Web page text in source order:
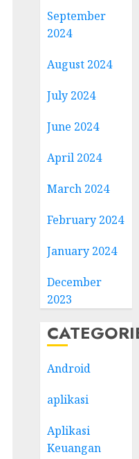
September
2024
August 2024
July 2024
June 2024
April 2024
March 2024
February 2024
January 2024
December
2023
Android
aplikasi
Aplikasi
Keuangan